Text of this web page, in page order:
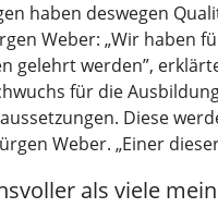
haben deswegen
Weber: „Wir haben
gelehrt werden”,
für die
Diese
Weber. „Einer
als viele